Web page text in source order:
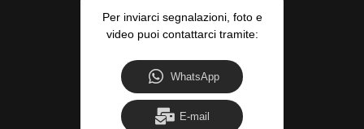
Per inviarci segnalazioni, foto e
video puoi contattarci tramite:
WhatsApp
E-mail